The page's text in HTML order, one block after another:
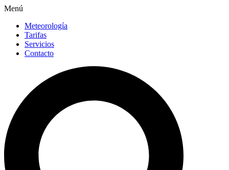
Menú
Meteorología
Tarifas
Servicios
Contacto